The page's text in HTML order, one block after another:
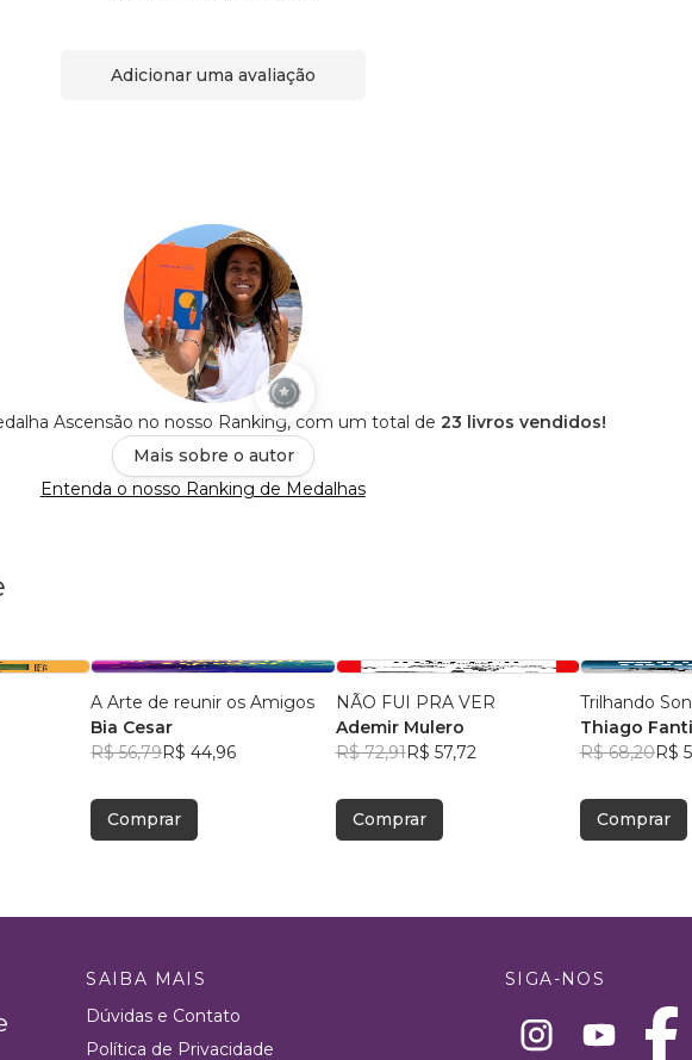
Adicionar uma avaliação
Ascensão no nosso Ranking, com um total de 23 livros vendidos!
Mais sobre o autor
Entenda o nosso Ranking de Medalhas
A Arte de reunir os Amigos
Bia Cesar
R$ 56,79R$ 44,96
Comprar
NÃO FUI PRA VER
Ademir Mulero
R$ 72,91R$ 57,72
Comprar
Trilhando
Thiago
R$ 68,20R$
Comprar
SAIBA MAIS
Dúvidas e Contato
Política de Privacidade
SIGA-NOS